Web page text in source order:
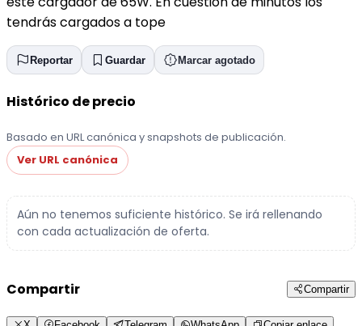
tendrás cargados a tope
Reportar Guardar Marcar agotado
Histórico de precio
Basado en URL canónica y snapshots de publicación.
Ver URL canónica
Aún no tenemos suficiente histórico. Se irá rellenando
con cada actualización de oferta.
Compartir Compartir